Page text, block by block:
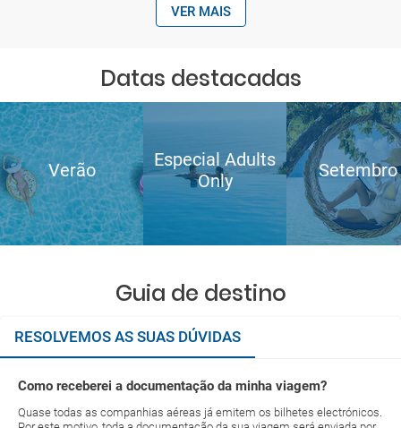
VER MAIS
Datas destacadas
Verão
Especial Adults
Only
Setembro
Guia de destino
RESOLVEMOS AS SUAS DÚVIDAS
Como receberei a documentação da minha viagem?
Quase todas as companhias aéreas já emitem os bilhetes electrónicos.